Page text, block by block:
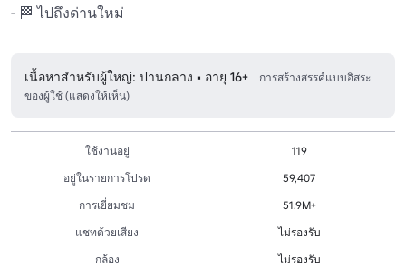
- 🏁 ไปถึงด่านใหม่
เนื้อหาสำหรับผู้ใหญ่: ปานกลาง • อายุ 16+
การสร้างสรรค์แบบอิสระ
ของผู้ใช้ (แสดงให้เห็น)
ใช้งานอยู่
119
อยู่ในรายการโปรด
59,407
การเยี่ยมชม
51.9M+
แชทด้วยเสียง
ไม่รองรับ
กล้อง
ไม่รองรับ